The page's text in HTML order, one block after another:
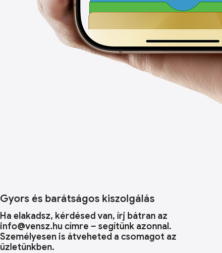
Gyors és barátságos kiszolgálás
Ha elakadsz, kérdésed van, írj bátran az
info@vensz.hu címre – segítünk azonnal.
Személyesen is átveheted a csomagot az
üzletünkben.